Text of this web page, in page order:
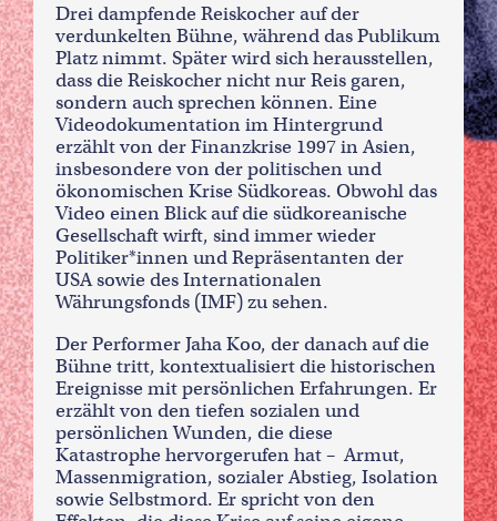
Drei dampfende Reiskocher auf der
verdunkelten Bühne, während das Publikum
Platz nimmt. Später wird sich herausstellen,
dass die Reiskocher nicht nur Reis garen,
sondern auch sprechen können. Eine
Videodokumentation im Hintergrund
erzählt von der Finanzkrise 1997 in Asien,
insbesondere von der politischen und
ökonomischen Krise Südkoreas. Obwohl das
Video einen Blick auf die südkoreanische
Gesellschaft wirft, sind immer wieder
Politiker*innen und Repräsentanten der
USA sowie des Internationalen
Währungsfonds (IMF) zu sehen.
Der Performer Jaha Koo, der danach auf die
Bühne tritt, kontextualisiert die historischen
Ereignisse mit persönlichen Erfahrungen. Er
erzählt von den tiefen sozialen und
persönlichen Wunden, die diese
Katastrophe hervorgerufen hat – Armut,
Massenmigration, sozialer Abstieg, Isolation
sowie Selbstmord. Er spricht von den